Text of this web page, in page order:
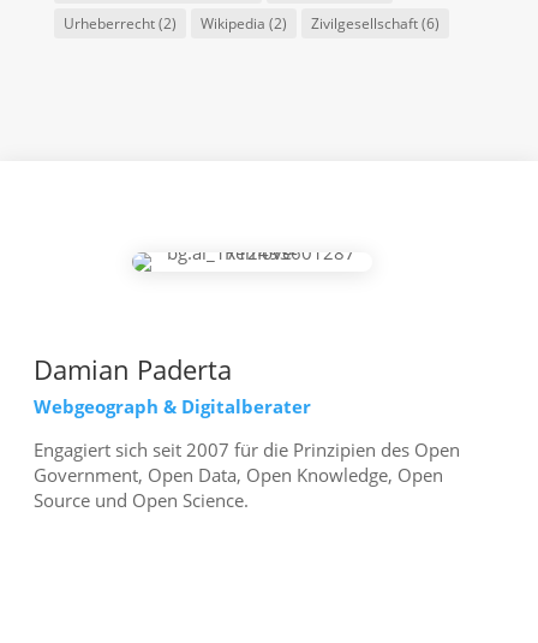
Urheberrecht(2) Wikipedia (2) Zivilgesellschaft(6)
Damian Paderta
Webgeograph & Digitalberater
Engagiert sich seit 2007 für die Prinzipien des Open
Government, Open Data, Open Knowledge, Open
Source und Open Science.